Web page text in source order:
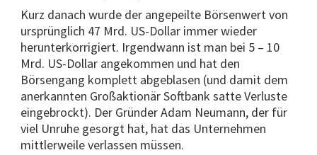
Kurz danach wurde der angepeilte Börsenwert von
ursprünglich 47 Mrd. US-Dollar immer wieder
herunterkorrigiert. Irgendwann ist man bei 5 – 10
Mrd. US-Dollar angekommen und hat den
Börsengang komplett abgeblasen (und damit dem
anerkannten Großaktionär Softbank satte Verluste
eingebrockt). Der Gründer Adam Neumann, der für
viel Unruhe gesorgt hat, hat das Unternehmen
mittlerweile verlassen müssen.